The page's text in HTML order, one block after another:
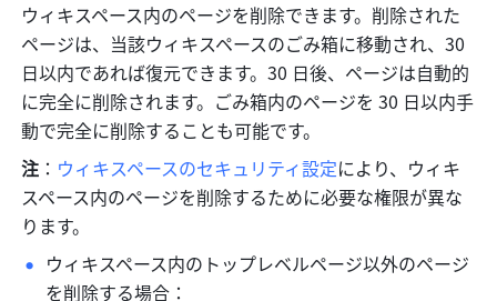
ウィキスペース内のページを削除できます。削除された
ページは、当該ウィキスペースのごみ箱に移動され、30
日以内であれば復元できます。30 日後、ページは自動的
に完全に削除されます。ごみ箱内のページを 30 日以内手
動で完全に削除することも可能です。
注 ： ウィキスペースのセキュリティ設定により、ウィキ
スペース内のページを削除するために必要な権限が異な
ります。
ウィキスペース内のトップレベルページ以外のページ
を削除する場合：